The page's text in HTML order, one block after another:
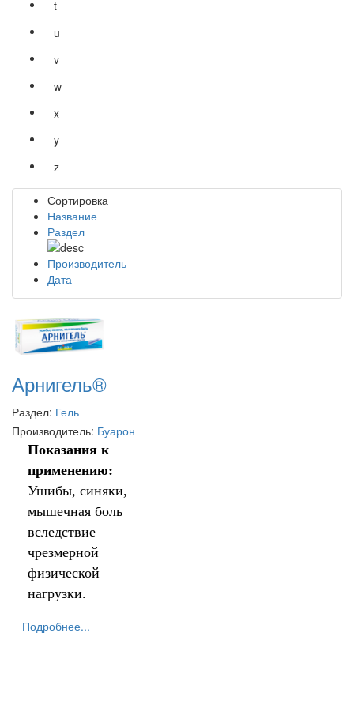
t
u
v
w
x
y
z
Сортировка
Название
Раздел
Производитель
Дата
Арнигель®
Раздел: Гель
Производитель: Буарон
Показания к
применению:
Ушибы, синяки,
мышечная боль
вследствие
чрезмерной
физической
нагрузки.
Подробнее...